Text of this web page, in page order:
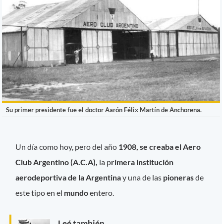
Su primer presidente fue el doctor Aarón Félix Martín de Anchorena.
Un día como hoy, pero del año 1908, se creaba el Aero
Club Argentino (A.C.A), la primera institución
aerodeportiva de la Argentinay una de las pionerasde
este tipo en el mundoentero.